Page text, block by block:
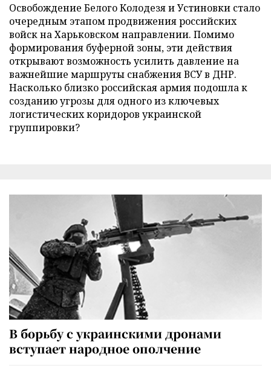
Освобождение Белого Колодезя и Устиновки стало
очередным этапом продвижения российских
войск на Харьковском направлении. Помимо
формирования буферной зоны, эти действия
открывают возможность усилить давление на
важнейшие маршруты снабжения ВСУ в ДНР.
Насколько близко российская армия подошла к
созданию угрозы для одного из ключевых
логистических коридоров украинской
группировки?
В борьбу с украинскими дронами
вступает народное ополчение